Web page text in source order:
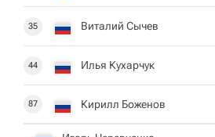
35 Виталий Сычев
44 Илья Кухарчук
87 Кирилл Боженов